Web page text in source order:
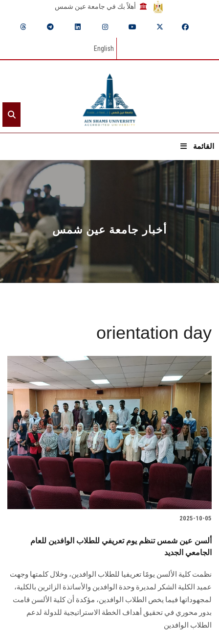
أهلاً بك في جامعة عين شمس
English
القائمة
الرئيسيـة
عن الجامعة
القطاعـات
الشئون الأكاديمية
البحث العلمي
الأنظمة الذكية
الإعلام
تواصل معنا
الطلاب
هيئة التدريس
الدراسات العليا
الزائـرون
سجل الان
أخبار جامعة عين شمس
orientation day
2025-10-05
ألسن عين شمس تنظم يوم تعريفي للطلاب الوافدين للعام
الجامعي الجديد
نظمت كلية الألسن يومًا تعريفيا للطلاب الوافدين، وخلال كلمتها وجهت
عميد الكلية الشكر لمديرة وحدة الوافدين والأساتذة الزائرين بالكلية،
لمجهوداتها فيما يخص الطلاب الوافدين، مؤكدة أن كلية الألسن قامت
بدور محوري في تحقيق أهداف الخطة الاستراتيجية للدولة لدعم
الطلاب الوافدين